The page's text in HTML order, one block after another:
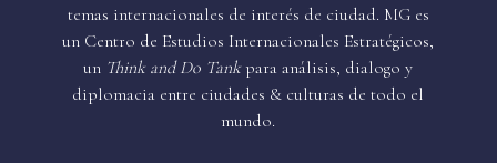
temas internacionales de interés de ciudad. MG es
un Centro de Estudios Internacionales Estratégicos,
un Think and Do Tankpara análisis, dialogo y
diplomacia entre ciudades & culturas de todo el
mundo.